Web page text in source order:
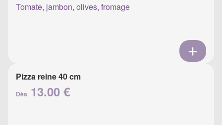
Tomate, jambon, olives, fromage
Pizza reine 40 cm
Dès 13.00 €